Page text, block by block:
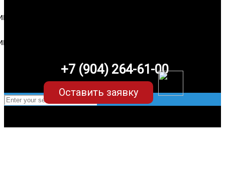
+7 (904) 264-61-00
Оставить заявку